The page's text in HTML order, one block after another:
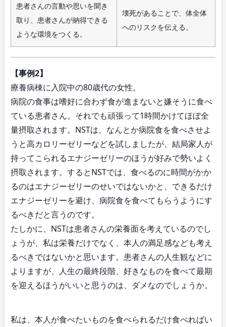
患者さんの言動や思いを聞き
取り、患者さんが納得できる
ような環境をつくる。
壊死があることで、体全体
へのリスクを伝える。
【事例2】
療養病棟に入院中の80歳代の女性。
病院の食事は嗜好に合わず食が進まないと嫌そうに食べ
ている患者さん。それでも頑張って1時間かけてほぼ全
量摂取されます。NSTは、なんとか病院食を食べさせよ
うと高カロリーゼリーなどを試しましたが、結局家人が
持ってこられるエナジーゼリーのほうが好みで勢いよく
摂取されます。するとNSTでは、食べるのに時間がかか
るのはエナジーゼリーのせいではないかと、できるだけ
エナジーゼリーを避け、病院食を食べてもらうようにす
るべきだと言うのです。
たしかに、NSTは患者さんの栄養面を考えているのでし
ょうが、私は栄養だけでなく、本人の満足感なども考え
るべきではないかと思います。患者さんの人生観などに
よりますが、人生の最終段階、好きなものを食べて最期
を迎えるほうがいいと思うのは、ダメなのでしょうか。
私は、本人が食べたいものを食べられるだけ食べればい